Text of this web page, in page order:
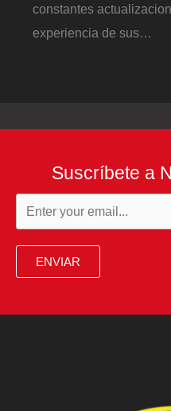
constantes
experiencia de sus…
Suscríbete a
ENVIAR